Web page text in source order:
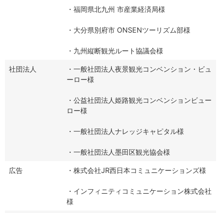
・福岡県北九州 市産業経済局様
・大分県別府市 ONSENツーリズム部様
・九州縦断観光ルート協議会様
社団法人
・一般社団法人夜景観光コンベンション・ビュ
ーロー様
・公益社団法人姫路観光コンベンションビュー
ロー様
・一般社団法人ナレッジキャピタル様
・一般社団法人墨田区観光協会様
広告 ・株式会社JR西日本コミュニケーションズ様
・インフィニティコミュニケーション株式会社
様